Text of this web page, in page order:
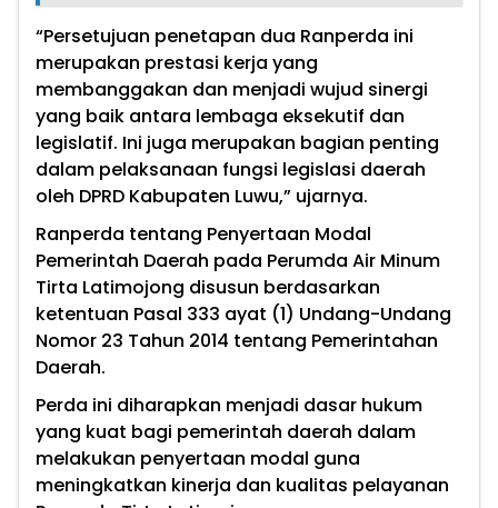
“Persetujuan penetapan dua Ranperda ini
merupakan prestasi kerja yang
membanggakan dan menjadi wujud sinergi
yang baik antara lembaga eksekutif dan
legislatif. Ini juga merupakan bagian penting
dalam pelaksanaan fungsi legislasi daerah
oleh DPRD Kabupaten Luwu,” ujarnya.
Ranperda tentang Penyertaan Modal
Pemerintah Daerah pada Perumda Air Minum
Tirta Latimojong disusun berdasarkan
ketentuan Pasal 333 ayat (1) Undang-Undang
Nomor 23 Tahun 2014 tentang Pemerintahan
Daerah.
Perda ini diharapkan menjadi dasar hukum
yang kuat bagi pemerintah daerah dalam
melakukan penyertaan modal guna
meningkatkan kinerja dan kualitas pelayanan